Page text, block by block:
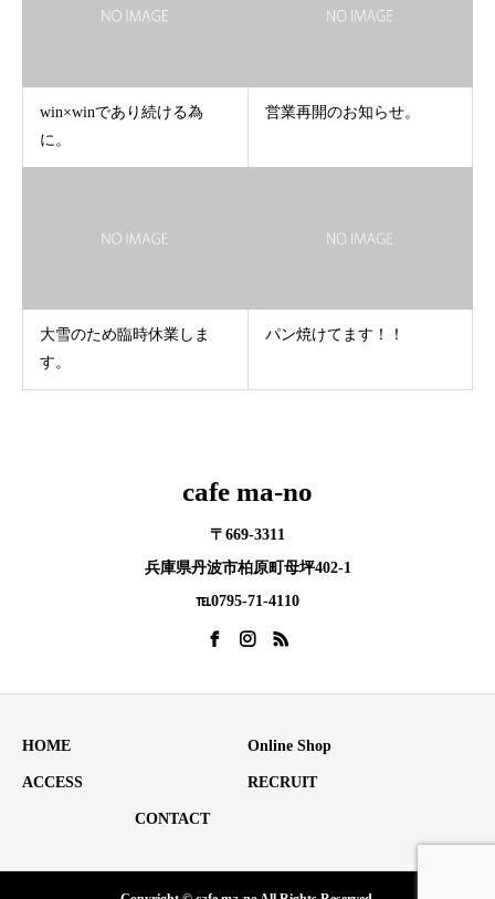
win×winであり続ける為
に。
営業再開のお知らせ。
大雪のため臨時休業しま
す。
パン焼けてます！！
cafe ma-no
〒669-3311
兵庫県丹波市柏原町母坪402-1
℡0795-71-4110
HOME Online Shop
ACCESS RECRUIT
CONTACT